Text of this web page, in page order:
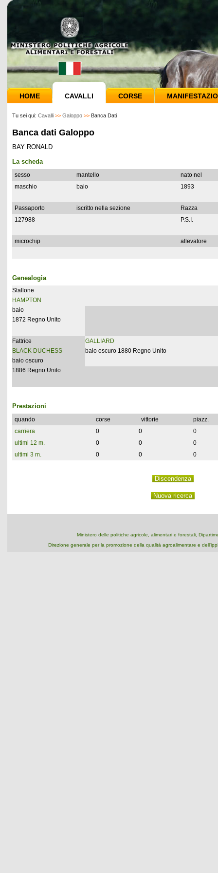
HOME CAVALLI CORSE
Tu sei qui: Cavalli >> Galoppo >> Banca Dati
Banca dati Galoppo
BAY RONALD
La scheda
sesso mantello
nato nel
maschio
baio 1893
Passaporto iscritto nella sezione
Razza
127988
P.S.I.
microchip allevatore
Genealogia
Stallone
HAMPTON
baio
1872 Regno Unito
Fattrice
BLACK DUCHESS
baio oscuro
1886 Regno Unito
GALLIARD
baio oscuro 1880 Regno Unito
Prestazioni
quando corse vittorie
piazz.
carriera
0 0
0
ultimi 12 m.
0 0
0
ultimi 3 m.
0 0 0
Ministero delle politiche agricole, alimentari e forestali,
Direzione generale per la promozione della qualità agroalimentare e